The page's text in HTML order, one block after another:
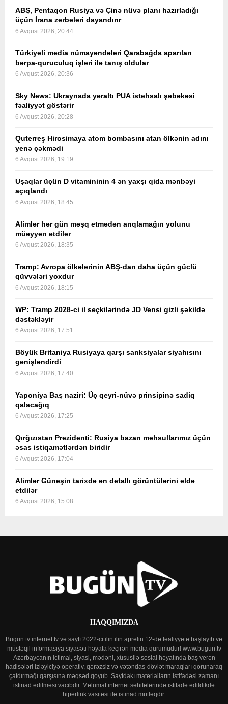
ABŞ, Pentaqon Rusiya və Çinə nüvə planı hazırladığı
üçün İrana zərbələri dayandırır
6 Avqust 2026, 20:44
Türkiyəli media nümayəndələri Qarabağda aparılan
bərpa-quruculuq işləri ilə tanış oldular
6 Avqust 2026, 20:36
Sky News: Ukraynada yeraltı PUA istehsalı şəbəkəsi
fəaliyyət göstərir
6 Avqust 2026, 20:28
Quterreş Hirosimaya atom bombasını atan ölkənin adını
yenə çəkmədi
6 Avqust 2026, 19:19
Uşaqlar üçün D vitamininin 4 ən yaxşı qida mənbəyi
açıqlandı
6 Avqust 2026, 18:45
Alimlər hər gün məşq etmədən arıqlamağın yolunu
müəyyən etdilər
6 Avqust 2026, 18:35
Tramp: Avropa ölkələrinin ABŞ-dan daha üçün güclü
qüvvələri yoxdur
6 Avqust 2026, 18:15
WP: Tramp 2028-ci il seçkilərində JD Vensi gizli şəkildə
dəstəkləyir
6 Avqust 2026, 17:51
Böyük Britaniya Rusiyaya qarşı sanksiyalar siyahısını
genişləndirdi
6 Avqust 2026, 17:40
Yaponiya Baş naziri: Üç qeyri-nüvə prinsipinə sadiq
qalacağıq
6 Avqust 2026, 17:25
Qırğızıstan Prezidenti: Rusiya bazarı məhsullarımız üçün
əsas istiqamətlərdən biridir
6 Avqust 2026, 17:04
Alimlər Günəşin tarixdə ən detallı görüntülərini əldə
etdilər
6 Avqust 2026, 15:08
HAQQIMIZDA
Bugun.tv internet tv və saytı 2022-ci ilin ilin aprelin 12-də fəaliyyətə başlayıb və
müstəqil informasiya siyasəti həyata keçirən media qurumudur! www.bugun.tv
Azərbaycanın ictimai, siyasi, mədəni, xüsusilə sosial həyatında baş verən
hadisələri izləyiciyə operativ, qərəzsiz və vətəndaş-dövlət maraqları qorunaraq
çatdırmağı qarşısına məqsəd qoyub. Saytdakı materialların istifadəsi zamanı
istinad edilməsi vacibdir. Məlumat internet səhifələrində istifadə edildikdə
hiperlink vasitəsi ilə istinad mütləqdir.